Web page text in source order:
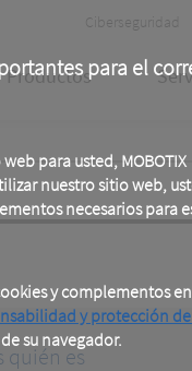
para el
para usted, MOBOTIX
nuestro sitio web,
necesarios para
y complementos en
y protección
su navegador.
Header
Meta
Ciberseguridad
Productos
quién es